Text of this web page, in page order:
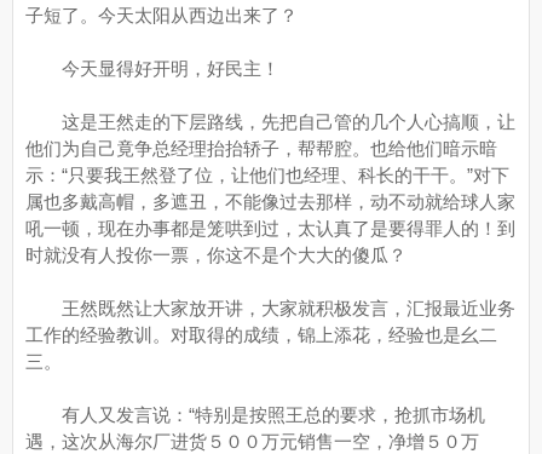
子短了。今天太阳从西边出来了？
今天显得好开明，好民主！
这是王然走的下层路线，先把自己管的几个人心搞顺，让
他们为自己竟争总经理抬抬轿子，帮帮腔。也给他们暗示暗
示：“只要我王然登了位，让他们也经理、科长的干干。”对下
属也多戴高帽，多遮丑，不能像过去那样，动不动就给球人家
吼一顿，现在办事都是笼哄到过，太认真了是要得罪人的！到
时就没有人投你一票，你这不是个大大的傻瓜？
王然既然让大家放开讲，大家就积极发言，汇报最近业务
工作的经验教训。对取得的成绩，锦上添花，经验也是幺二
三。
有人又发言说：“特别是按照王总的要求，抢抓市场机
遇，这次从海尔厂进货５００万元销售一空，净增５０万